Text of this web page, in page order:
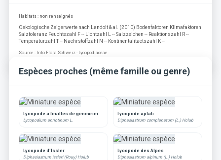
Habitats : non renseignés
Oekologische Zeigerwerte nach Landolt & al. (2010) Bodenfaktoren Klimafaktoren
Salztoleranz Feuchtezahl F -- Lichtzahl L -- Salzzeichen -- Reaktionszahl R --
Temperaturzahl T -- Naehrstoffzahl N -- Kontinentalitaetszahl K --
Source : Info Flora Schweiz - Lycopodiaceae
Espèces proches (même famille ou genre)
Lycopode à feuilles de genévrier
Lycopodium annotinum L.
Lycopode aplati
Diphasiastrum complanatum (L.) Holub
Lycopode d'Issler
Diphasiastrum issleri (Rouy) Holub
Lycopode des Alpes
Diphasiastrum alpinum (L.) Holub